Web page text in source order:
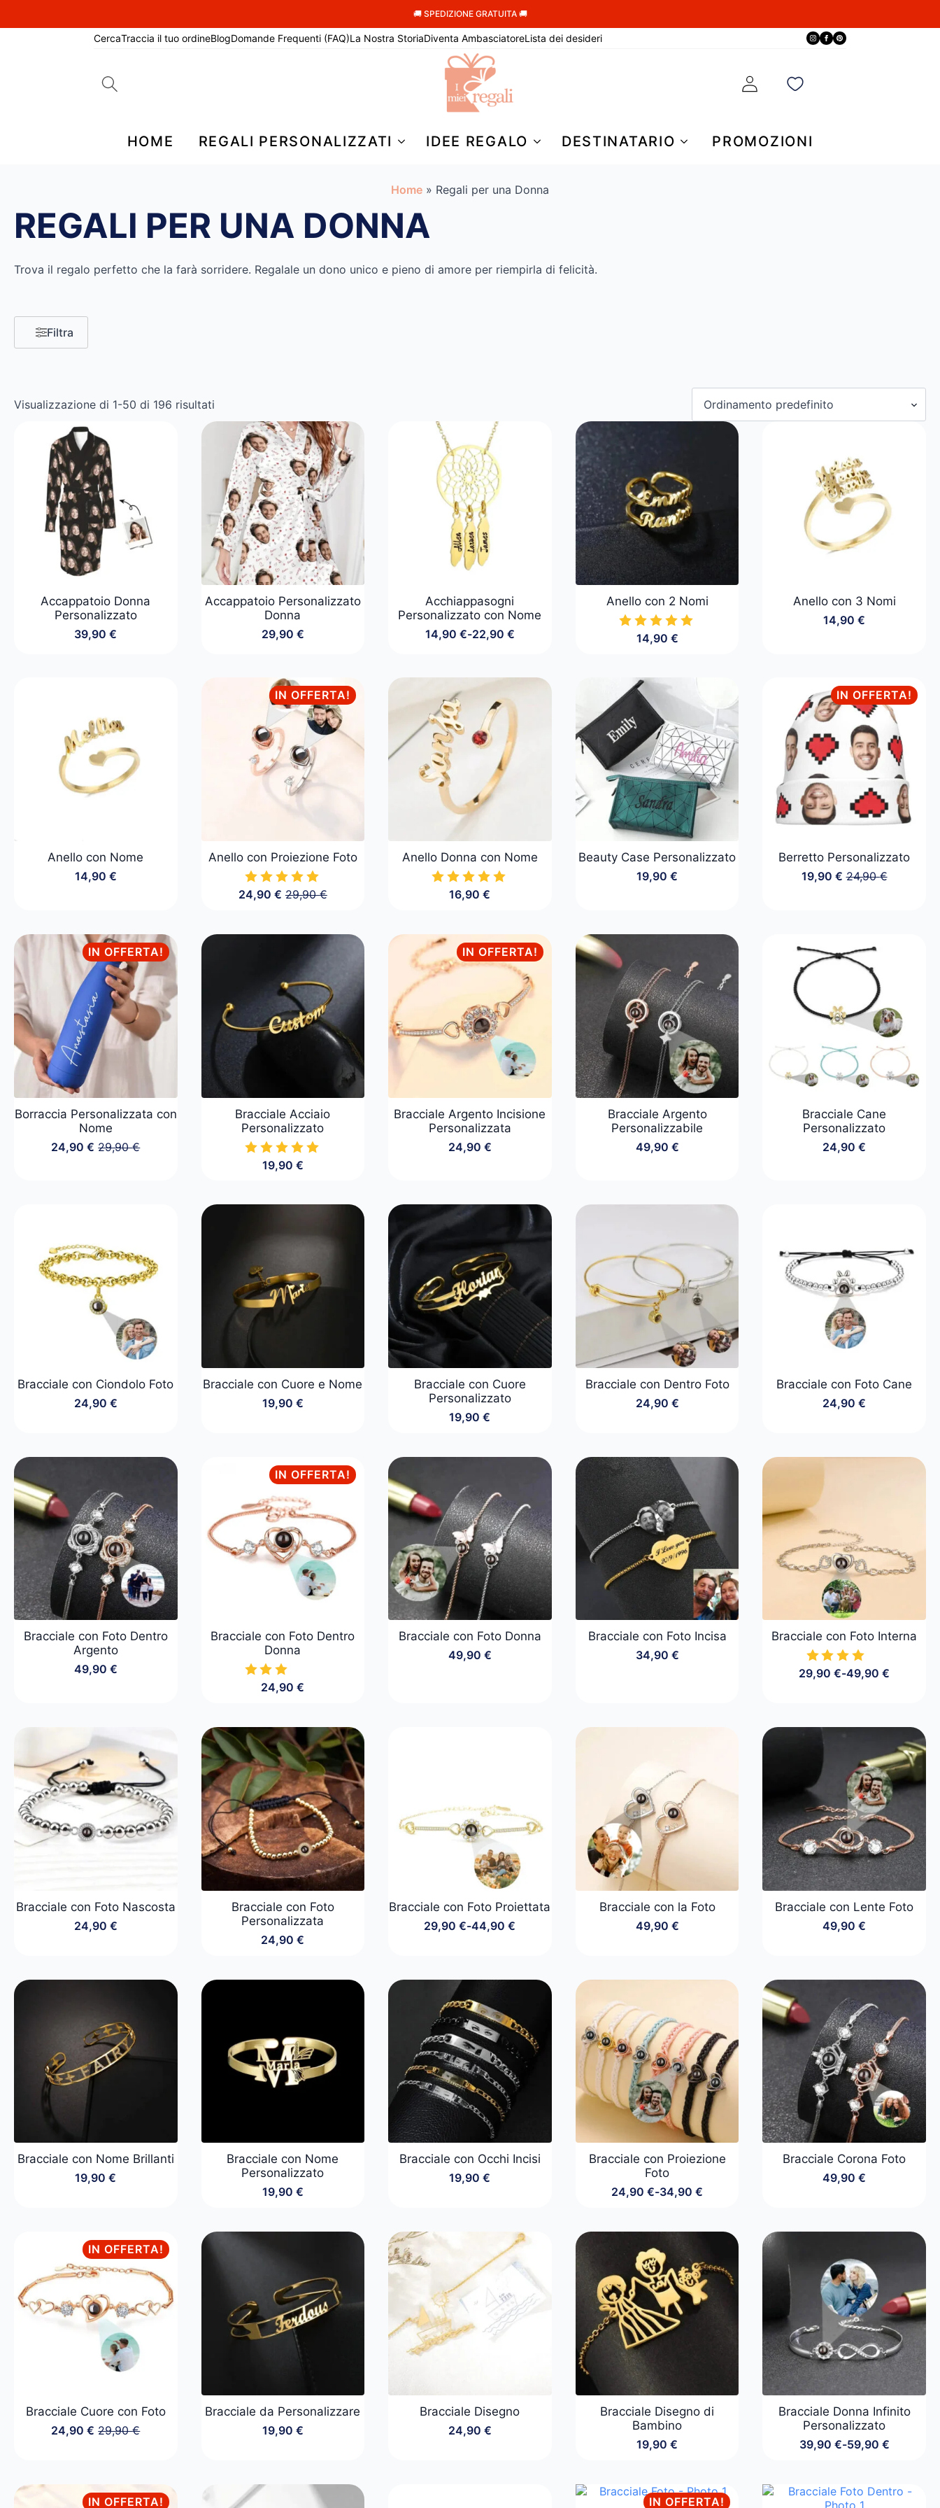
🚚 SPEDIZIONE GRATUITA 🚚
CercaTraccia il tuo ordineBlogDomande Frequenti (FAQ)La Nostra StoriaDiventa AmbasciatoreLista dei desideri
HOME REGALI PERSONALIZZATI IDEE REGALO DESTINATARIO PROMOZIONI
Home » Regali per una Donna
REGALI PER UNA DONNA
Trova il regalo perfetto che la farà sorridere. Regalale un dono unico e pieno di amore per riempirla di felicità.
Filtra
Visualizzazione di 1-50 di 196 risultati
Accappatoio Donna
Personalizzato
39,90€
Accappatoio Personalizzato
Donna
29,90 €
Acchiappasogni
Personalizzato con Nome
14,90 €-22,90 €
Fascia
da
22,90 €
Anello con 2 Nomi
14,90 €
Anello con 3 Nomi
14,90€
Anello con Nome
14,90 €
IN OFFERTA!
Anello con Proiezione Foto
29,90€
Il
29,90 €.
24,90 € Il
24,90 €.
Anello Donna con Nome
16,90€
Beauty Case Personalizzato
19,90€
IN OFFERTA!
Berretto Personalizzato
24,90€
Il
19,90 € Il
IN OFFERTA!
Borraccia Personalizzata con
Nome
29,90€
Il
24,90€ Il
Bracciale Acciaio
Personalizzato
19,90 €
IN OFFERTA!
Bracciale Argento Incisione
Personalizzata
24,90 €
Bracciale Argento
Personalizzabile
49,90 €
Bracciale Cane
Personalizzato
24,90€
Bracciale con Ciondolo Foto
24,90 €
Bracciale con Cuore e Nome
19,90 €
Bracciale con Cuore
Personalizzato
19,90€
Bracciale con Dentro Foto
24,90 €
Bracciale con Foto Cane
24,90€
Bracciale con Foto Dentro
Argento
49,90 €
IN OFFERTA!
Bracciale con Foto Dentro
Donna
24,90€
Bracciale con Foto Donna
49,90 €
Bracciale con Foto Incisa
34,90 €
Bracciale con Foto Interna
29,90€-49,90€
Fascia
29,90 €
49,90 €
Bracciale con Foto Nascosta
24,90 €
Bracciale con Foto
Personalizzata
24,90€
Bracciale con Foto Proiettata
29,90€-44,90€
Fascia
29,90 €
a
44,90 €
Bracciale con la Foto
49,90 €
Bracciale con Lente Foto
49,90€
Bracciale con Nome Brillanti
19,90€
Bracciale con Nome
Personalizzato
19,90 €
Bracciale con Occhi Incisi
19,90€
Bracciale con Proiezione
Foto
24,90€-34,90€
Fascia
24,90 €
a
34,90 €
Bracciale Corona Foto
49,90€
IN OFFERTA!
Bracciale Cuore con Foto
29,90€
Il
29,90 €.
24,90€ Il
24,90 €.
Bracciale da Personalizzare
19,90 €
Bracciale Disegno
24,90 €
Bracciale Disegno di
Bambino
19,90€
Bracciale Donna Infinito
Personalizzato
39,90 €-59,90 €
Fascia
da
39,90 €
IN OFFERTA!
IN OFFERTA!